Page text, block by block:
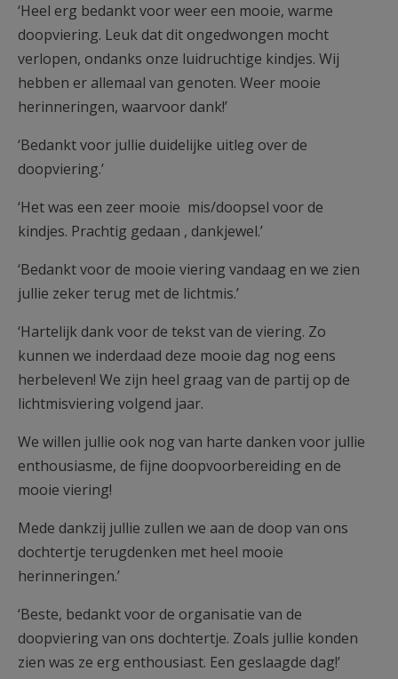
‘Heel erg bedankt voor weer een mooie, warme
doopviering. Leuk dat dit ongedwongen mocht
verlopen, ondanks onze luidruchtige kindjes. Wij
hebben er allemaal van genoten. Weer mooie
herinneringen, waarvoor dank!’
‘Bedankt voor jullie duidelijke uitleg over de
doopviering.’
‘Het was een zeer mooie mis/doopsel voor de
kindjes. Prachtig gedaan , dankjewel.’
‘Bedankt voor de mooie viering vandaag en we zien
jullie zeker terug met de lichtmis.’
‘Hartelijk dank voor de tekst van de viering. Zo
kunnen we inderdaad deze mooie dag nog eens
herbeleven! We zijn heel graag van de partij op de
lichtmisviering volgend jaar.
We willen jullie ook nog van harte danken voor jullie
enthousiasme, de fijne doopvoorbereiding en de
mooie viering!
Mede dankzij jullie zullen we aan de doop van ons
dochtertje terugdenken met heel mooie
herinneringen.’
‘Beste, bedankt voor de organisatie van de
doopviering van ons dochtertje. Zoals jullie konden
zien was ze erg enthousiast. Een geslaagde dag!’